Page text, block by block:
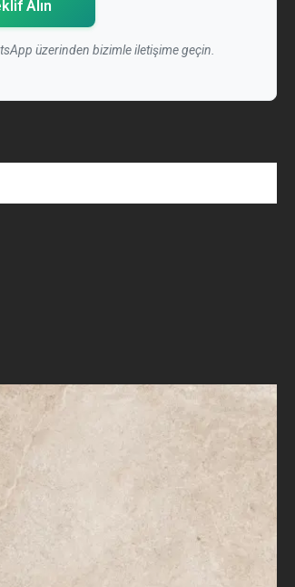
Alın
üzerinden bizimle iletişime geçin.